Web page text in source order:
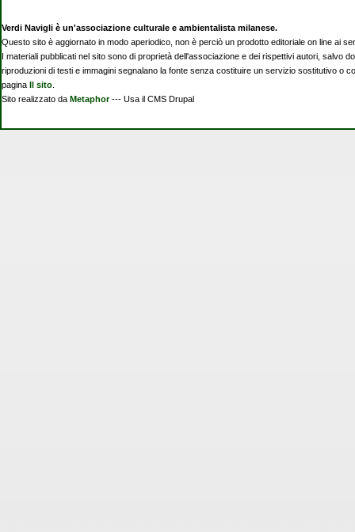
Verdi Navigli è un'associazione culturale e ambientalista milanese.
Questo sito è aggiornato in modo aperiodico, non è perciò un prodotto editoriale on line ai
I materiali pubblicati nel sito sono di proprietà dell'associazione e dei rispettivi autori, salvo
riproduzioni di testi e immagini segnalano la fonte senza costituire un servizio sostitutivo o
pagina Il sito
Sito realizzato da Metaphor--- Usa il CMS Drupal